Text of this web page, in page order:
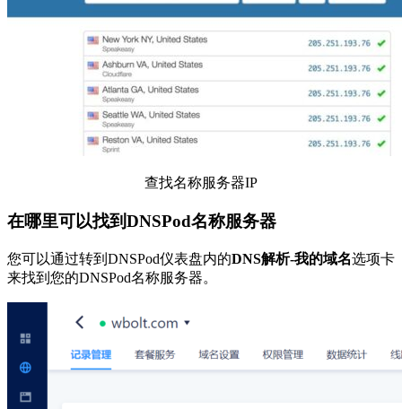
查找名称服务器IP
在哪里可以找到DNSPod名称服务器
您可以通过转到DNSPod仪表盘内的DNS解析-我的域名选项卡
来找到您的DNSPod名称服务器。